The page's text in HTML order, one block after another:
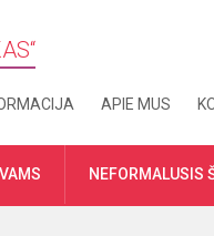
APIE MUS
NEFORMALUSIS